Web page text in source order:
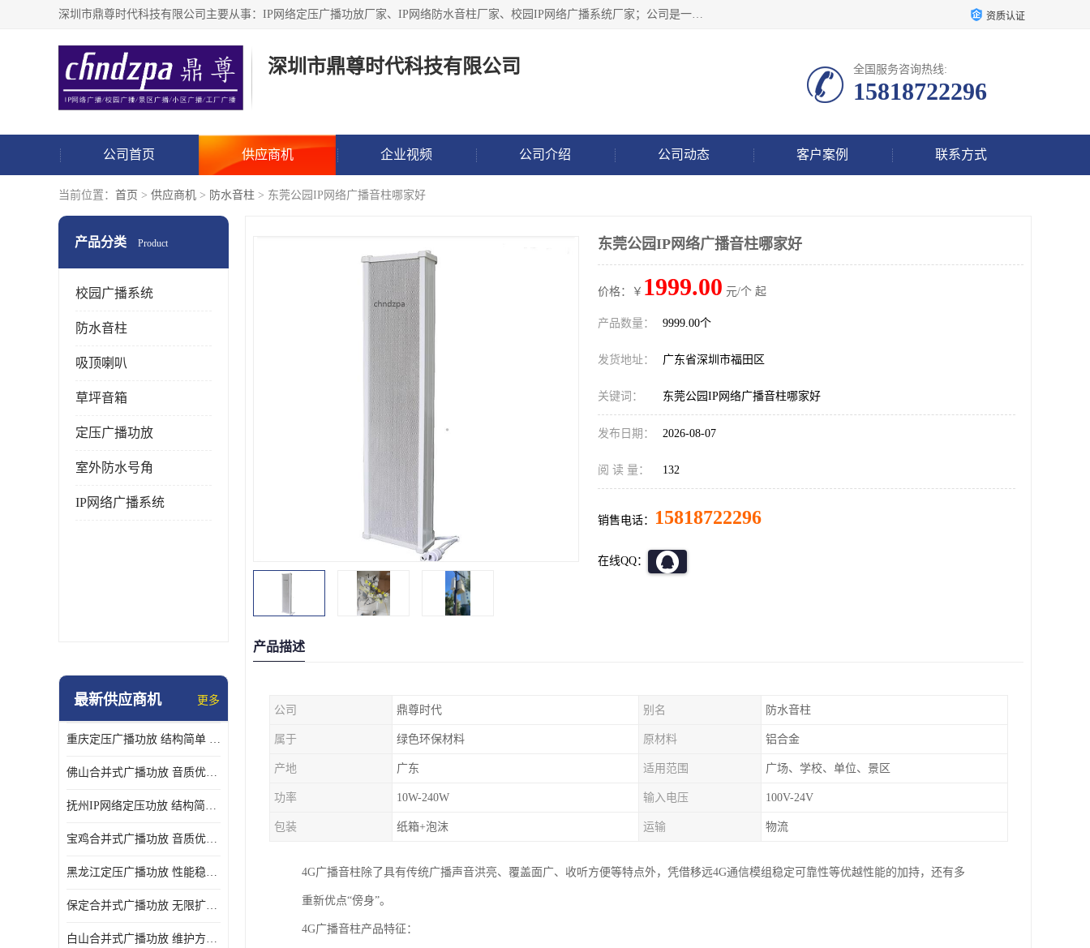
深圳市鼎尊时代科技有限公司主要从事：IP网络定压广播功放厂家、IP网络防水音柱厂家、校园IP网络广播系统厂家；公司是一家集研发、生产、销售公共广播器材于一体的现代电子科技企业。公司成立多年来，本着“自主研发技术、开拓稳定的产品”的宗旨，集多年的行业经验，引航广播行业的迅猛发展，使产品能够适应时代技术发展的需要。 资质认证
深圳市鼎尊时代科技有限公司 全国服务咨询热线:
15818722296
公司首页 供应商机 企业视频 公司介绍 公司动态 客户案例 联系方式
当前位置： 首页 > 供应商机 > 防水音柱 > 东莞公园IP网络广播音柱哪家好
产品分类 Product
校园广播系统
防水音柱
吸顶喇叭
草坪音箱
定压广播功放
室外防水号角
IP网络广播系统
最新供应商机 更多
重庆定压广播功放 结构简单 传输距离远
佛山合并式广播功放 音质优美清晰 输出电压大 电流小
抚州IP网络定压功放 结构简单 多应用于公共场合
宝鸡合并式广播功放 音质优美清晰 维护方便
黑龙江定压广播功放 性能稳定 无限扩容
保定合并式广播功放 无限扩容 设计结构简单
白山合并式广播功放 维护方便 多应用于公共场合
东莞公园IP网络广播音柱哪家好
价格：￥ 1999.00 元/个 起
产品数量： 9999.00个
发货地址： 广东省深圳市福田区
关键词： 东莞公园IP网络广播音柱哪家好
发布日期： 2026-08-07
阅 读 量： 132
销售电话： 15818722296
在线QQ：
产品描述
公司 鼎尊时代 别名 防水音柱
属于 绿色环保材料 原材料 铝合金
产地 广东 适用范围 广场、学校、单位、景区
功率 10W-240W 输入电压 100V-24V
包装 纸箱+泡沫 运输 物流
4G广播音柱除了具有传统广播声音洪亮、覆盖面广、收听方便等特点外，凭借移远4G通信模组稳定可靠性等优越性能的加持，还有多
重新优点“傍身”。
4G广播音柱产品特征：